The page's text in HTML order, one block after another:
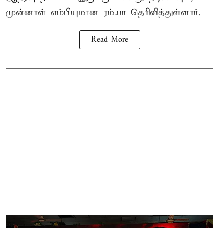
முன்னாள் எம்பியுமான ரம்யா தெரிவித்துள்ளார்.
Read More